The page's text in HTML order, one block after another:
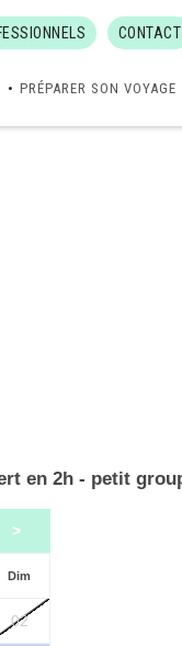
CONTACT
PRÉPARER SON VOYAGE